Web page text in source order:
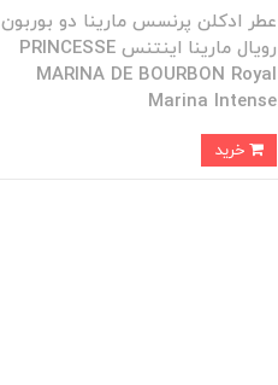
عطر ادکلن پرنسس مارینا دو بوربون
رویال مارینا اینتنس PRINCESSE
MARINA DE BOURBON Royal
Marina Intense
خرید